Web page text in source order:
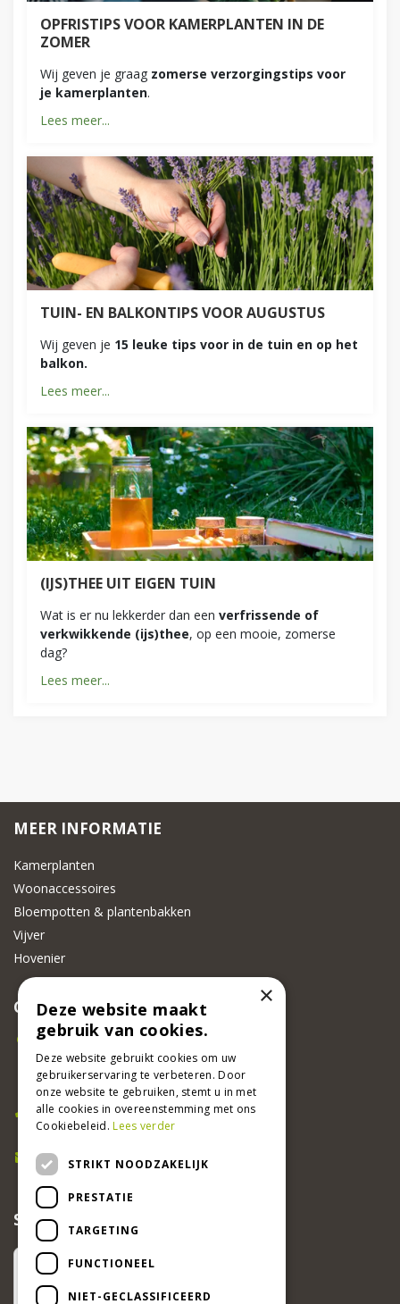
OPFRISTIPS VOOR KAMERPLANTEN IN DE
ZOMER
Wij geven je graag zomerse verzorgingstips voor
je kamerplanten.
Lees meer...
TUIN- EN BALKONTIPS VOOR AUGUSTUS
Wij geven je 15 leuke tips voor in de tuin en op het
balkon.
Lees meer...
(IJS)THEE UIT EIGEN TUIN
Wat is er nu lekkerder dan een verfrissende of
verkwikkende (ijs)thee, op een mooie, zomerse
dag?
Lees meer...
MEER INFORMATIE
Kamerplanten
Woonaccessoires
Bloempotten & plantenbakken
Vijver
Hovenier
CONTACT
Beeker Tuincentrum
Adsteeg 31
6191 PW Beek
Bel ons
046 437 2881
E-mail
info@beekertuincentrum.nl
SCHRIJF EEN RECENSIE EN WIN!
×
Deze website maakt
gebruik van cookies.
Deze website gebruikt cookies om uw
gebruikerservaring te verbeteren. Door
onze website te gebruiken, stemt u in met
alle cookies in overeenstemming met ons
Cookiebeleid.Lees verder
STRIKT NOODZAKELIJK
PRESTATIE
TARGETING
FUNCTIONEEL
NIET-GECLASSIFICEERD